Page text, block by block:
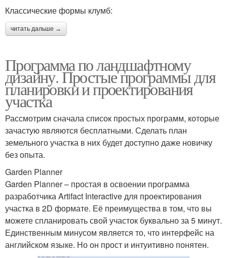
Классические формы клумб:
читать дальше →
Программа по ландшафтному
дизайну. Простые программы для
планировки и проектирования
участка
Рассмотрим сначала список простых программ, которые
зачастую являются бесплатными. Сделать план
земельного участка в них будет доступно даже новичку
без опыта.
Garden Planner
Garden Planner – простая в освоении программа
разработчика Artifact Interactive для проектирования
участка в 2D формате. Её преимущества в том, что вы
можете спланировать свой участок буквально за 5 минут.
Единственным минусом является то, что интерфейс на
английском языке. Но он прост и интуитивно понятен.